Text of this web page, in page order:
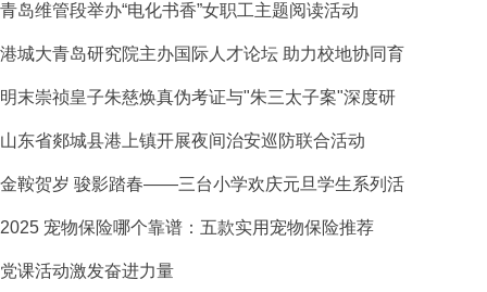
青岛维管段举办“电化书香”女职工主题阅读活动
港城大青岛研究院主办国际人才论坛 助力校地协同育
明末崇祯皇子朱慈焕真伪考证与"朱三太子案"深度研
山东省郯城县港上镇开展夜间治安巡防联合活动
金鞍贺岁 骏影踏春——三台小学欢庆元旦学生系列活
2025 宠物保险哪个靠谱：五款实用宠物保险推荐
党课活动激发奋进力量